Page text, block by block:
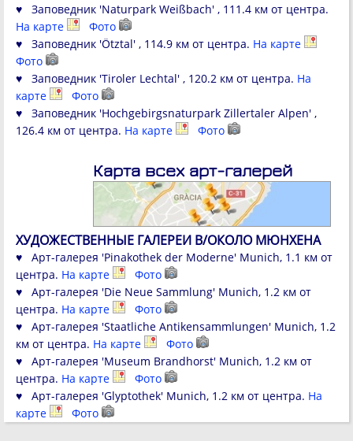
♥ Заповедник 'Naturpark Weißbach' , 111.4 км от центра.
На карте
Фото
♥ Заповедник 'Ötztal' , 114.9 км от центра. На карте
Фото
♥ Заповедник 'Tiroler Lechtal' , 120.2 км от центра. На
карте
Фото
♥ Заповедник 'Hochgebirgsnaturpark Zillertaler Alpen' ,
126.4 км от центра. На карте Фото
Карта всех арт-галерей
ХУДОЖЕСТВЕННЫЕ ГАЛЕРЕИ В/ОКОЛО МЮНХЕНА
♥ Арт-галерея 'Pinakothek der Moderne' Munich, 1.1 км от
центра. На карте
Фото
♥ Арт-галерея 'Die Neue Sammlung' Munich, 1.2 км от
центра. На карте
Фото
♥ Арт-галерея 'Staatliche Antikensammlungen' Munich, 1.2
км от центра. На карте
Фото
♥ Арт-галерея 'Museum Brandhorst' Munich, 1.2 км от
центра. На карте
Фото
♥ Арт-галерея 'Glyptothek' Munich, 1.2 км от центра. На
карте
Фото